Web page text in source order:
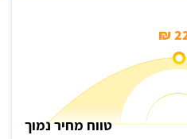
טווח מחיר נמוך